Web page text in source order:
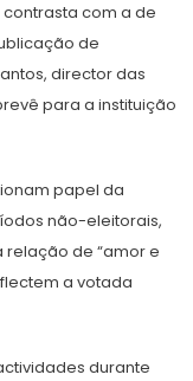
com a de
de
director das
para a instituição
papel da
não-eleitorais,
relação de “amor e
a votada
durante